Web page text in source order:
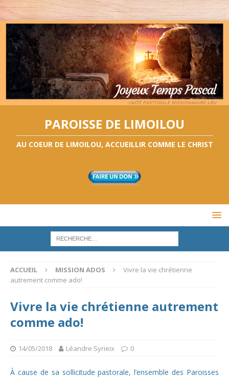
PAROISSE DE LIMOILOU
AU COEUR DE LIMOILOU, ACCUEILLIR COMME LE CHRIST
ACCUEIL MISSION ADOS
Vivre la vie chrétienne
autrement comme ado!
Vivre la vie chrétienne autrement
comme ado!
14/05/2018 Léandre Syrieix 0
À cause de sa sollicitude pastorale, l’ensemble des Paroisses